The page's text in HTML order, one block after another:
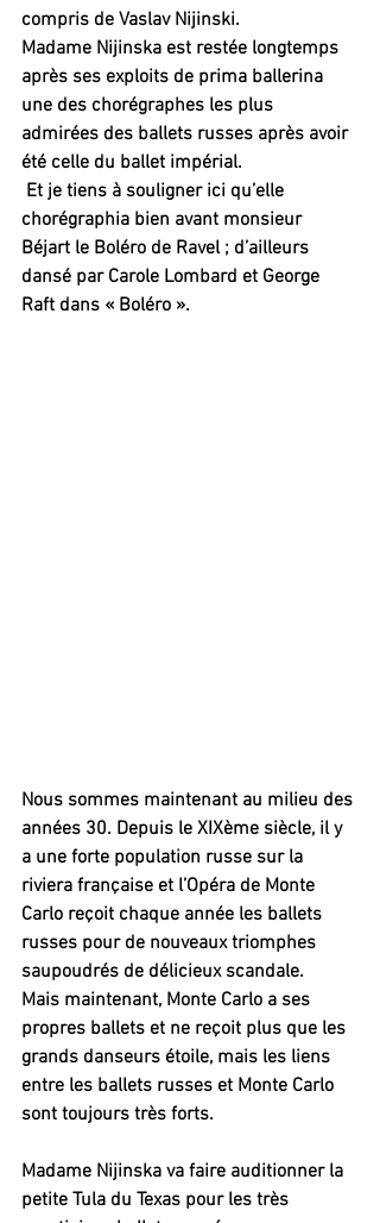
compris de Vaslav Nijinski.
Madame Nijinska est restée longtemps
après ses exploits de prima ballerina
une des chorégraphes les plus
admirées des ballets russes après avoir
été celle du ballet impérial.
Et je tiens à souligner ici qu’elle
chorégraphia bien avant monsieur
Béjart le Boléro de Ravel ; d’ailleurs
dansé par Carole Lombard et George
Raft dans « Boléro ».
Nous sommes maintenant au milieu des
années 30. Depuis le XIXème siècle, il y
a une forte population russe sur la
riviera française et l’Opéra de Monte
Carlo reçoit chaque année les ballets
russes pour de nouveaux triomphes
saupoudrés de délicieux scandale.
Mais maintenant, Monte Carlo a ses
propres ballets et ne reçoit plus que les
grands danseurs étoile, mais les liens
entre les ballets russes et Monte Carlo
sont toujours très forts.
Madame Nijinska va faire auditionner la
petite Tula du Texas pour les très